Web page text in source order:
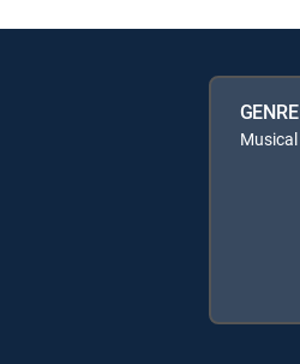
GENRE
Musical